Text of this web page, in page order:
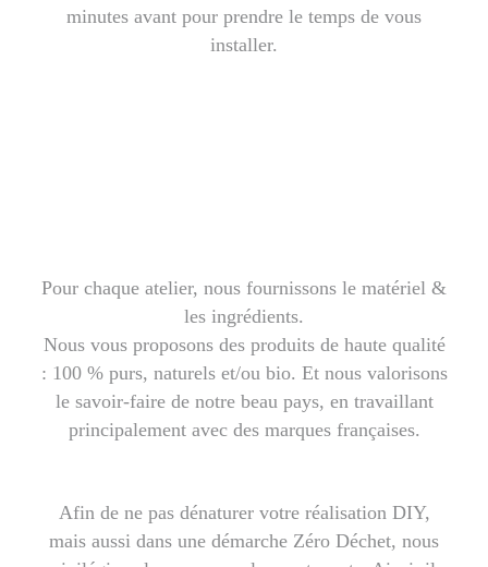
minutes avant pour prendre le temps de vous
installer.
Pour chaque atelier, nous fournissons le matériel &
les ingrédients.
Nous vous proposons des produits de haute qualité
: 100 % purs, naturels et/ou bio. Et nous valorisons
le savoir-faire de notre beau pays, en travaillant
principalement avec des marques françaises.
Afin de ne pas dénaturer votre réalisation DIY,
mais aussi dans une démarche Zéro Déchet, nous